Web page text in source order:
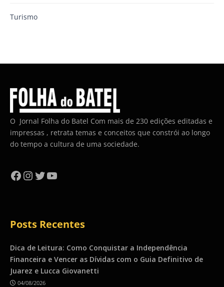
Turismo
O Jornal Folha do Batel Com mais de 230 edições editadas e
impressas , retrata temas e conceitos que constrói ao longo
do tempo a cultura de uma sociedade.
Facebook
Instagram
Twitter
YouTube
Posts Recentes
Dica de Leitura: Como Conquistar a Independência
Financeira e Vencer as Dívidas com o Guia Definitivo de
Juarez e Lucca Giovanetti
04/08/2026